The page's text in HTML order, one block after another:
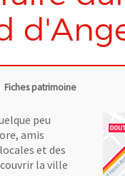
Fiches patrimoine
peu
amis
et des
la ville